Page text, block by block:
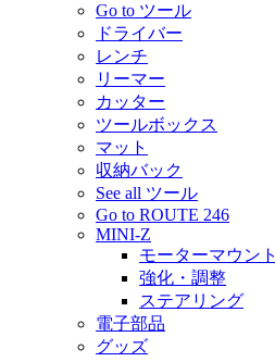
Go to ツール
ドライバー
レンチ
リーマー
カッター
ツールボックス
マット
収納バック
See all ツール
Go to ROUTE 246
MINI-Z
モーターマウント
強化・調整
ステアリング
電子部品
グッズ